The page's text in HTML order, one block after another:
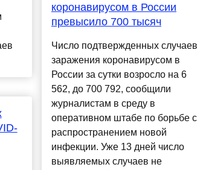
коронавирусом в России
превысило 700 тысяч
Число подтвержденных случаев
заражения коронавирусом в
России за сутки возросло на 6
562, до 700 792, сообщили
журналистам в среду в
оперативном штабе по борьбе с
распространением новой
инфекции. Уже 13 дней число
выявляемых случаев не